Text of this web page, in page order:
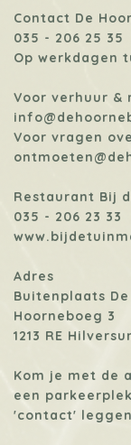
Contact De
035 - 206 25 35
Op werkdagen
Voor verhuur &
Voor vragen
Restaurant Bij
035 - 206 23 33
Adres
Buitenplaats
Hoorneboeg 3
1213 RE
Kom je met de
een
'contact'